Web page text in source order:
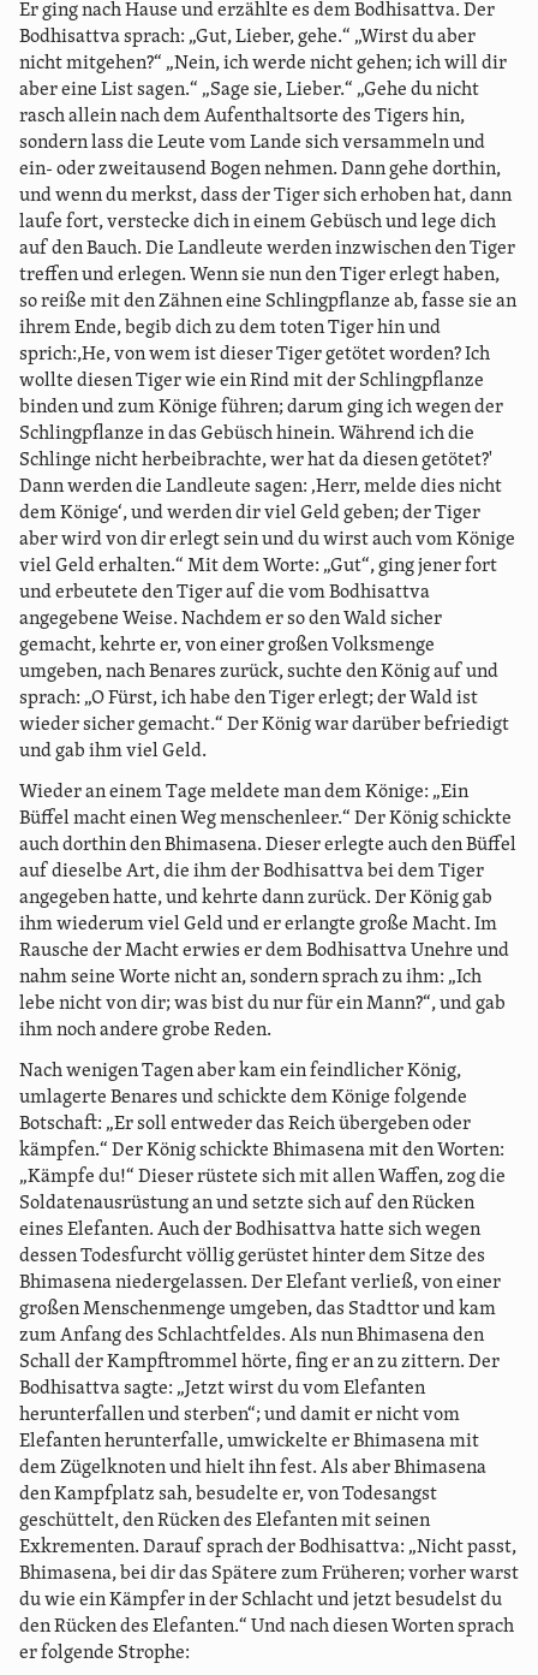
Er ging nach Hause und erzählte es dem Bodhisattva. Der
Bodhisattva sprach: „Gut, Lieber, gehe.“ „Wirst du aber
nicht mitgehen?“ „Nein, ich werde nicht gehen; ich will dir
aber eine List sagen.“ „Sage sie, Lieber.“ „Gehe du nicht
rasch allein nach dem Aufenthaltsorte des Tigers hin,
sondern lass die Leute vom Lande sich versammeln und
ein- oder zweitausend Bogen nehmen. Dann gehe dorthin,
und wenn du merkst, dass der Tiger sich erhoben hat, dann
laufe fort, verstecke dich in einem Gebüsch und lege dich
auf den Bauch. Die Landleute werden inzwischen den Tiger
treffen und erlegen. Wenn sie nun den Tiger erlegt haben,
so reiße mit den Zähnen eine Schlingpflanze ab, fasse sie an
ihrem Ende, begib dich zu dem toten Tiger hin und
sprich:,He, von wem ist dieser Tiger getötet worden? Ich
wollte diesen Tiger wie ein Rind mit der Schlingpflanze
binden und zum Könige führen; darum ging ich wegen der
Schlingpflanze in das Gebüsch hinein. Während ich die
Schlinge nicht herbeibrachte, wer hat da diesen getötet?'
Dann werden die Landleute sagen: ‚Herr, melde dies nicht
dem Könige‘, und werden dir viel Geld geben; der Tiger
aber wird von dir erlegt sein und du wirst auch vom Könige
viel Geld erhalten.“ Mit dem Worte: „Gut“, ging jener fort
und erbeutete den Tiger auf die vom Bodhisattva
angegebene Weise. Nachdem er so den Wald sicher
gemacht, kehrte er, von einer großen Volksmenge
umgeben, nach Benares zurück, suchte den König auf und
sprach: „O Fürst, ich habe den Tiger erlegt; der Wald ist
wieder sicher gemacht.“ Der König war darüber befriedigt
und gab ihm viel Geld.
Wieder an einem Tage meldete man dem Könige: „Ein
Büffel macht einen Weg menschenleer.“ Der König schickte
auch dorthin den Bhimasena. Dieser erlegte auch den Büffel
auf dieselbe Art, die ihm der Bodhisattva bei dem Tiger
angegeben hatte, und kehrte dann zurück. Der König gab
ihm wiederum viel Geld und er erlangte große Macht. Im
Rausche der Macht erwies er dem Bodhisattva Unehre und
nahm seine Worte nicht an, sondern sprach zu ihm: „Ich
lebe nicht von dir; was bist du nur für ein Mann?“, und gab
ihm noch andere grobe Reden.
Nach wenigen Tagen aber kam ein feindlicher König,
umlagerte Benares und schickte dem Könige folgende
Botschaft: „Er soll entweder das Reich übergeben oder
kämpfen.“ Der König schickte Bhimasena mit den Worten:
„Kämpfe du!“ Dieser rüstete sich mit allen Waffen, zog die
Soldatenausrüstung an und setzte sich auf den Rücken
eines Elefanten. Auch der Bodhisattva hatte sich wegen
dessen Todesfurcht völlig gerüstet hinter dem Sitze des
Bhimasena niedergelassen. Der Elefant verließ, von einer
großen Menschenmenge umgeben, das Stadttor und kam
zum Anfang des Schlachtfeldes. Als nun Bhimasena den
Schall der Kampftrommel hörte, fing er an zu zittern. Der
Bodhisattva sagte: „Jetzt wirst du vom Elefanten
herunterfallen und sterben“; und damit er nicht vom
Elefanten herunterfalle, umwickelte er Bhimasena mit
dem Zügelknoten und hielt ihn fest. Als aber Bhimasena
den Kampfplatz sah, besudelte er, von Todesangst
geschüttelt, den Rücken des Elefanten mit seinen
Exkrementen. Darauf sprach der Bodhisattva: „Nicht passt,
Bhimasena, bei dir das Spätere zum Früheren; vorher warst
du wie ein Kämpfer in der Schlacht und jetzt besudelst du
den Rücken des Elefanten.“ Und nach diesen Worten sprach
er folgende Strophe: